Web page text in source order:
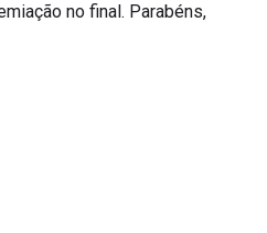
no final. Parabéns,